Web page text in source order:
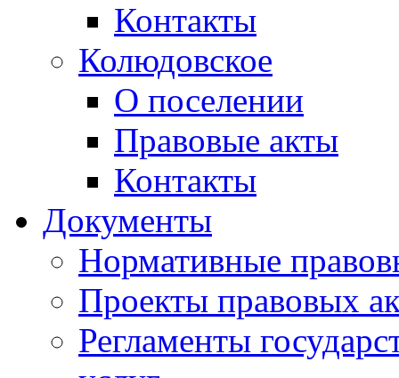
Контакты
Колюдовское
О поселении
Правовые акты
Контакты
Документы
Нормативные
Проекты правовых
Регламенты